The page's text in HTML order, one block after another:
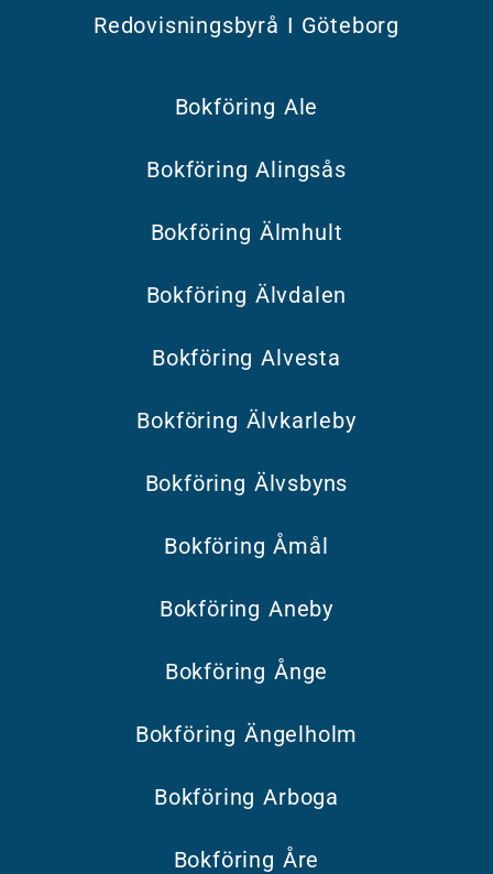
Redovisningsbyrå I Göteborg
Bokföring Ale
Bokföring Alingsås
Bokföring Älmhult
Bokföring Älvdalen
Bokföring Alvesta
Bokföring Älvkarleby
Bokföring Älvsbyns
Bokföring Åmål
Bokföring Aneby
Bokföring Ånge
Bokföring Ängelholm
Bokföring Arboga
Bokföring Åre